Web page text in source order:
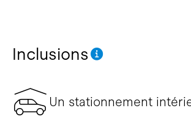
Inclusions
Un stationnement